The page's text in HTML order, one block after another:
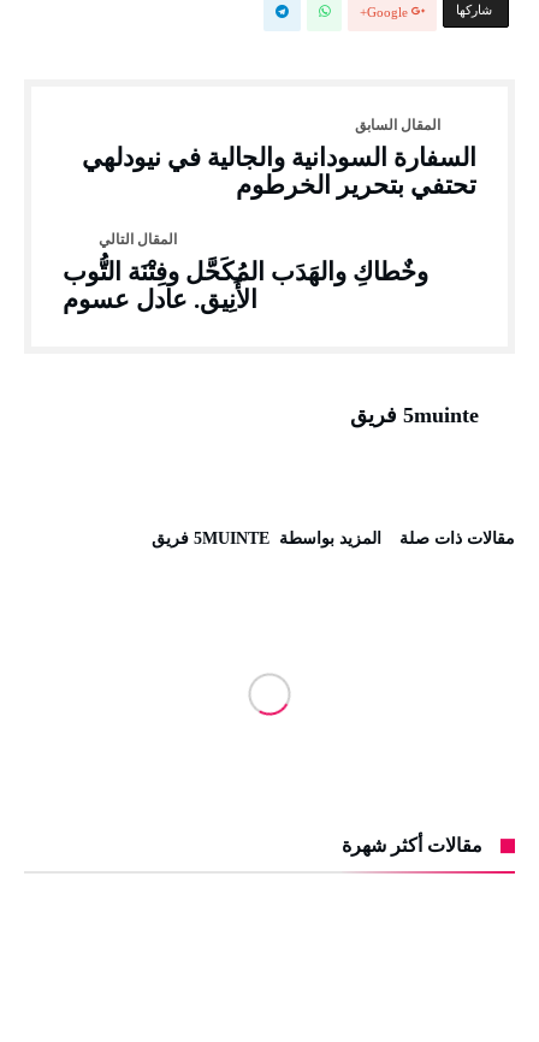
‫‫ شاركها‬ Google+
السفارة السودانية والجالية في نيودلهي
تحتفي بتحرير الخرطوم
وخٌطاكِ والهَدَب المُكَحَّل وفِتْنَة التُّوب
الأَنِيق. عادل عسوم
5muinte فريق
‫مقالات ذات صلة‬ ‫‫المزيد بواسطة‬ ‬ 5MUINTE فريق
مقالات أكثر شهرة